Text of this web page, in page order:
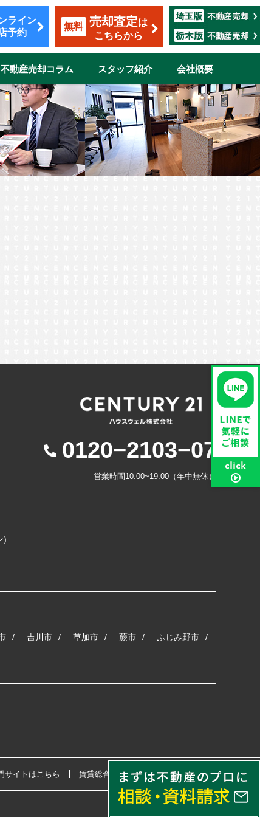
ライン
予約
無料 売却査定は
こちらから
心のサポート
茨城県 千葉県 栃木県
割賦販売 転勤（マンション）
ン
不動産売却コラム スタッフ紹介 会社概要
)
0120−2103−07
営業時間10:00~19:00（年中無休）
吉川市 草加市 蕨市
ふじみ野市
サイトはこちら 賃貸総合サイトはこちら